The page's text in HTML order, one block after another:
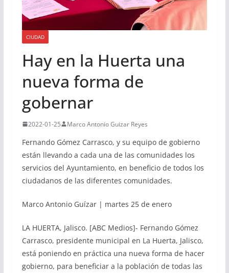
CIUDAD
Hay en la Huerta una
nueva forma de
gobernar
2022-01-25 Marco Antonio Guizar Reyes
Fernando Gómez Carrasco, y su equipo de gobierno
están llevando a cada una de las comunidades los
servicios del Ayuntamiento, en beneficio de todos los
ciudadanos de las diferentes comunidades.
Marco Antonio Guízar | martes 25 de enero
LA HUERTA, Jalisco. [ABC Medios]- Fernando Gómez
Carrasco, presidente municipal en La Huerta, Jalisco,
está poniendo en práctica una nueva forma de hacer
gobierno, para beneficiar a la población de todas las